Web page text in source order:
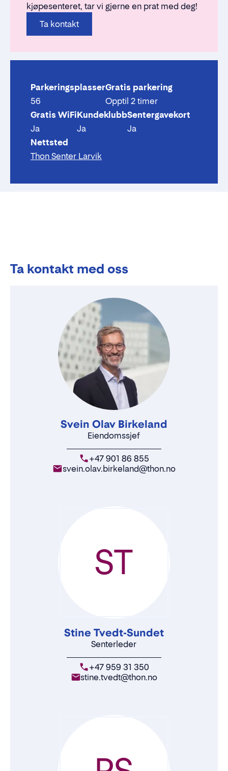
kjøpesenteret, tar vi gjerne en prat med deg!
Ta kontakt
Parkeringsplasser
56
Gratis parkering
Opptil 2 timer
Gratis WiFi
Ja
Kundeklubb
Ja
Sentergavekort
Ja
Nettsted
Thon Senter Larvik
Ta kontakt med oss
Svein Olav Birkeland
Eiendomssjef
+47 901 86 855
svein.olav.birkeland@thon.no
Stine Tvedt-Sundet
Senterleder
+47 959 31 350
stine.tvedt@thon.no
ST